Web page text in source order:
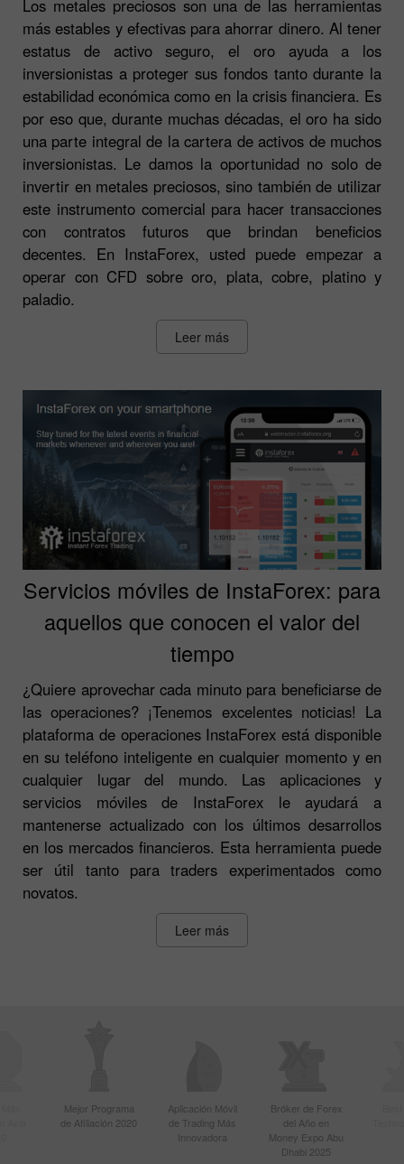
Los metales preciosos son una de las herramientas
más estables y efectivas para ahorrar dinero. Al tener
estatus de activo seguro, el oro ayuda a los
inversionistas a proteger sus fondos tanto durante la
estabilidad económica como en la crisis financiera. Es
por eso que, durante muchas décadas, el oro ha sido
una parte integral de la cartera de activos de muchos
inversionistas. Le damos la oportunidad no solo de
invertir en metales preciosos, sino también de utilizar
este instrumento comercial para hacer transacciones
con contratos futuros que brindan beneficios
decentes. En InstaForex, usted puede empezar a
operar con CFD sobre oro, plata, cobre, platino y
paladio.
Leer más
Servicios móviles de InstaForex: para
aquellos que conocen el valor del
tiempo
¿Quiere aprovechar cada minuto para beneficiarse de
las operaciones? ¡Tenemos excelentes noticias! La
plataforma de operaciones InstaForex está disponible
en su teléfono inteligente en cualquier momento y en
cualquier lugar del mundo. Las aplicaciones y
servicios móviles de InstaForex le ayudará a
mantenerse actualizado con los últimos desarrollos
en los mercados financieros. Esta herramienta puede
ser útil tanto para traders experimentados como
novatos.
Leer más
Mejor Programa
de Afiliación 2020
Aplicación Móvil
de Trading Más
Innovadora
Bróker de Forex
del Año en
Money Expo Abu
Dhabi 2025